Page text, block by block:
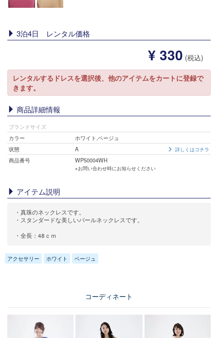
3泊4日 レンタル価格
¥ 330 (税込)
レンタルするドレスを選択後、他のアイテムをカートに登録で
きます。
商品詳細情報
ブランドサイズ
カラー
ホワイト,ベージュ
状態
A 詳しくはコチラ
商品番号 WP50004WH
※お問い合わせ時にお知らせください
アイテム説明
・真珠のネックレスです。
・スタンダードな美しいパールネックレスです。
・全長：48ｃｍ
アクセサリー ホワイト ベージュ
コーディネート